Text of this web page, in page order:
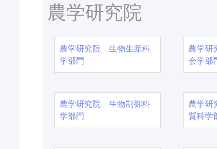
農学研究院
農学研究院 生物生産科
学部門
農学
会学部
農学研究院 生物制御科
学部門
農学
質科学